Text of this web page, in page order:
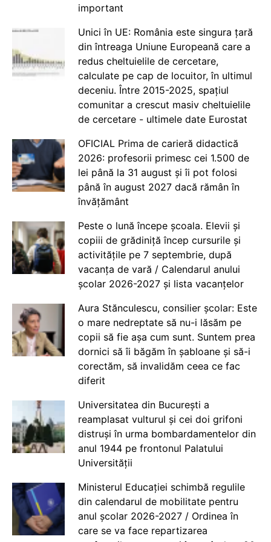
important
Unici în UE: România este singura țară
din întreaga Uniune Europeană care a
redus cheltuielile de cercetare,
calculate pe cap de locuitor, în ultimul
deceniu. Între 2015-2025, spațiul
comunitar a crescut masiv cheltuielile
de cercetare - ultimele date Eurostat
OFICIAL Prima de carieră didactică
2026: profesorii primesc cei 1.500 de
lei până la 31 august și îi pot folosi
până în august 2027 dacă rămân în
învățământ
Peste o lună începe școala. Elevii și
copiii de grădiniță încep cursurile și
activitățile pe 7 septembrie, după
vacanța de vară / Calendarul anului
școlar 2026-2027 și lista vacanțelor
Aura Stănculescu, consilier școlar: Este
o mare nedreptate să nu-i lăsăm pe
copii să fie așa cum sunt. Suntem prea
dornici să îi băgăm în șabloane și să-i
corectăm, să invalidăm ceea ce fac
diferit
Universitatea din București a
reamplasat vulturul și cei doi grifoni
distruși în urma bombardamentelor din
anul 1944 pe frontonul Palatului
Universității
Ministerul Educației schimbă regulile
din calendarul de mobilitate pentru
anul școlar 2026-2027 / Ordinea în
care se va face repartizarea